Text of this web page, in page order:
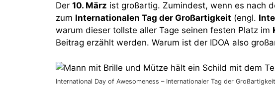
Der 10. März ist großartig. Zumindest, wenn es nach
zum Internationalen Tag der Großartigkeit (engl.
warum dieser tollste aller Tage seinen festen Platz im
Beitrag erzählt werden. Warum ist der IDOA also
International Day of Awesomeness – Internationaler Tag der